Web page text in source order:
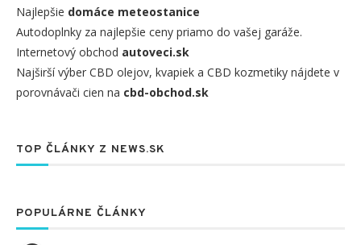
Najlepšie domáce meteostanice
Autodoplnky za najlepšie ceny priamo do vašej garáže.
Internetový obchod autoveci.sk
Najširší výber CBD olejov, kvapiek a CBD kozmetiky nájdete v
porovnávači cien na cbd-obchod.sk
TOP ČLÁNKY Z NEWS.SK
POPULÁRNE ČLÁNKY